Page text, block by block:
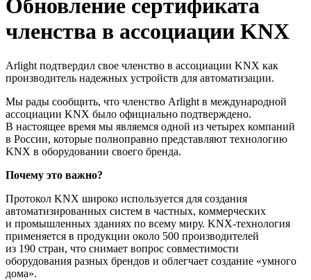
Обновление сертификата
членства в ассоциации KNX
Arlight подтвердил свое членство в ассоциации KNX как
производитель надежных устройств для автоматизации.
Мы рады сообщить, что членство Arlight в международной
ассоциации KNX было официально подтверждено.
В настоящее время мы являемся одной из четырех компаний
в России, которые полноправно представляют технологию
KNX в оборудовании своего бренда.
Почему это важно?
Протокол KNX широко используется для создания
автоматизированных систем в частных, коммерческих
и промышленных зданиях по всему миру. KNX-технология
применяется в продукции около 500 производителей
из 190 стран, что снимает вопрос совместимости
оборудования разных брендов и облегчает создание «умного
дома».